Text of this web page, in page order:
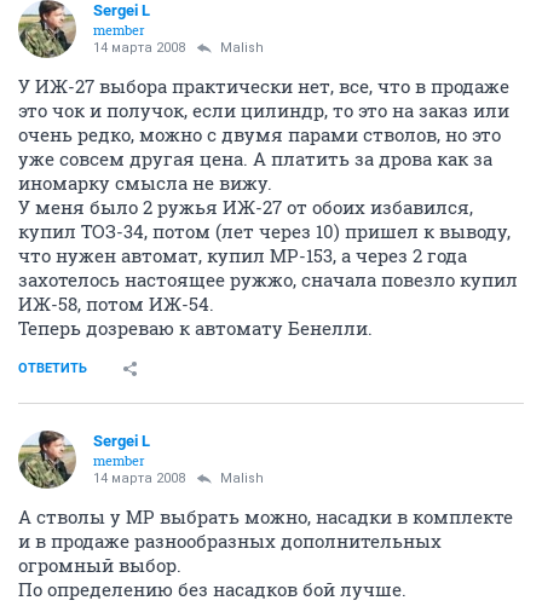
Sergei L
member
14 марта 2008 Malish
У ИЖ-27 выбора практически нет, все, что в продаже
это чок и получок, если цилиндр, то это на заказ или
очень редко, можно с двумя парами стволов, но это
уже совсем другая цена. А платить за дрова как за
иномарку смысла не вижу.
У меня было 2 ружья ИЖ-27 от обоих избавился,
купил ТОЗ-34, потом (лет через 10) пришел к выводу,
что нужен автомат, купил МР-153, а через 2 года
захотелось настоящее ружжо, сначала повезло купил
ИЖ-58, потом ИЖ-54.
Теперь дозреваю к автомату Бенелли.
ОТВЕТИТЬ
Sergei L
member
14 марта 2008 Malish
А стволы у МР выбрать можно, насадки в комплекте
и в продаже разнообразных дополнительных
огромный выбор.
По определению без насадков бой лучше.